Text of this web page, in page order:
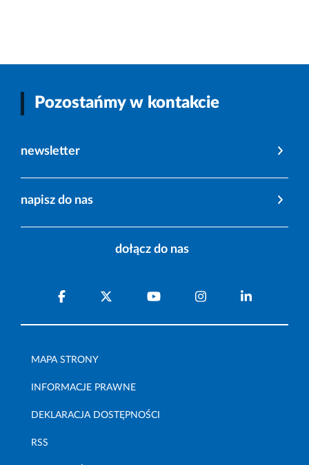
Pozostańmy w kontakcie
newsletter
napisz do nas
dołącz do nas
MAPA STRONY
INFORMACJE PRAWNE
DEKLARACJA DOSTĘPNOŚCI
RSS